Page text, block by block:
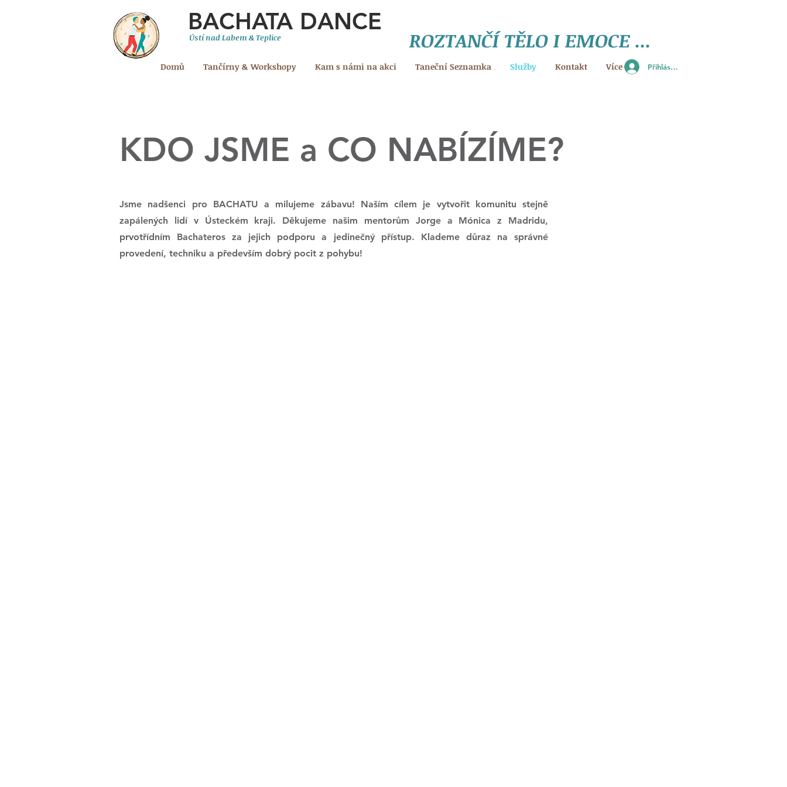
BACHATA DANCE
ROZTANČÍ TĚLO I EMOCE ...
Ústí nad Labem & Teplice
Přihlásit se
Domů Tančírny & Workshopy Kam s námi na akci Taneční Seznamka Služby Kontakt Více
KDO JSME a CO NABÍZÍME?
Jsme nadšenci pro BACHATU a milujeme zábavu! Naším cílem je vytvořit komunitu stejně
zapálených lidí v Ústeckém kraji. Děkujeme našim mentorům Jorge a Mónica z Madridu,
prvotřídním Bachateros za jejich podporu a jedinečný přístup. Klademe důraz na správné
provedení, techniku a především dobrý pocit z pohybu!